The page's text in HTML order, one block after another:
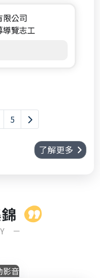
限公司
導覽志工
5
了解更多
－
影音